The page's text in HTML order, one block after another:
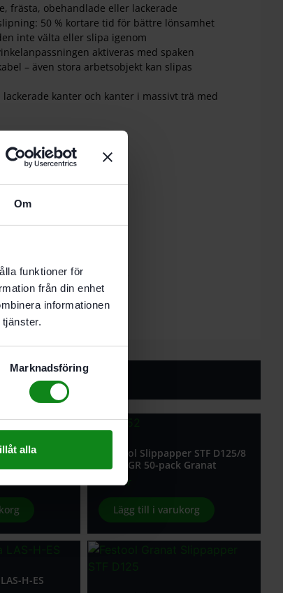
Om
funktioner för
från din enhet
informationen
Marknadsföring
alla
frästa, obehandlade eller lackerade
50 % kortare tid för bättre lönsamhet
inte välta eller slipa igenom
aktiveras med spaken
– även stora arbetsobjekt kan slipas
kanter och kanter i massivt trä med
med maskinen.
STF D125/8
Festool Slippapper STF D125/8
P220 GR 50-pack Granat
kr
Lägg till i varukorg
H-ES